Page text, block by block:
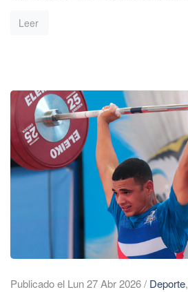
Leer
Publicado el Lun 27 Abr 2026/ Deporte,